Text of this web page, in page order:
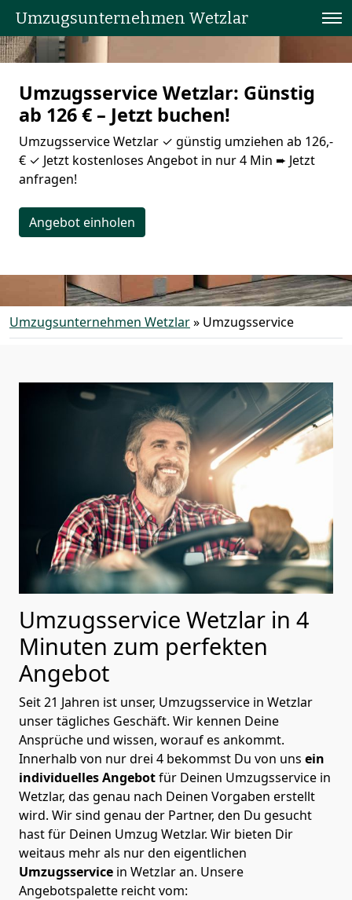
Umzugsunternehmen Wetzlar
Umzugsservice Wetzlar: Günstig
ab 126 € – Jetzt buchen!
Umzugsservice Wetzlar ✓ günstig umziehen ab 126,-
€ ✓ Jetzt kostenloses Angebot in nur 4 Min ➨ Jetzt
anfragen!
Angebot einholen
Umzugsunternehmen Wetzlar» Umzugsservice
Umzugsservice Wetzlar in 4
Minuten zum perfekten
Angebot
Seit 21 Jahren ist unser, Umzugsservice in Wetzlar
unser tägliches Geschäft. Wir kennen Deine
Ansprüche und wissen, worauf es ankommt.
Innerhalb von nur drei 4 bekommst Du von uns ein
individuelles Angebotfür Deinen Umzugsservice in
Wetzlar, das genau nach Deinen Vorgaben erstellt
wird. Wir sind genau der Partner, den Du gesucht
hast für Deinen Umzug Wetzlar. Wir bieten Dir
weitaus mehr als nur den eigentlichen
Umzugsservice in Wetzlaran. Unsere
Angebotspalette reicht vom: